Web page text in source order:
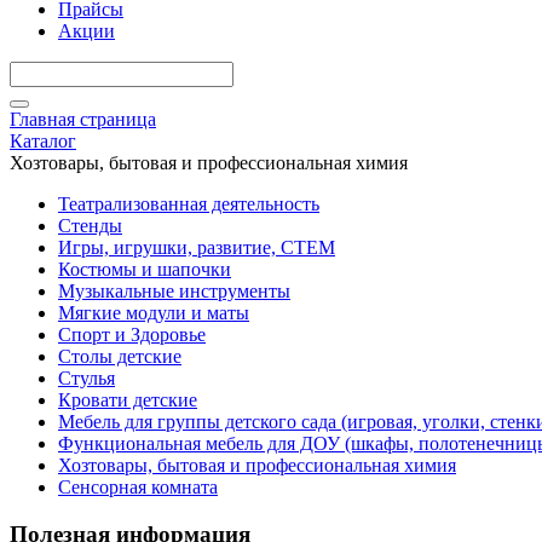
Прайсы
Акции
Главная страница
Каталог
Хозтовары, бытовая и профессиональная химия
Театрализованная деятельность
Стенды
Игры, игрушки, развитие, СТЕМ
Костюмы и шапочки
Музыкальные инструменты
Мягкие модули и маты
Спорт и Здоровье
Столы детские
Стулья
Кровати детские
Мебель для группы детского сада (игровая, уголки,
Функциональная мебель для ДОУ (шкафы,
Хозтовары, бытовая и профессиональная химия
Сенсорная комната
Полезная информация